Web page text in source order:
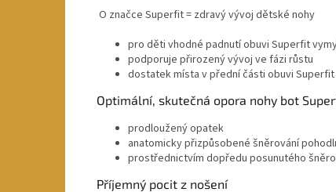
O značce Superfit = zdravý vývoj dětské nohy
pro děti vhodné padnutí obuvi Superfit
podporuje přirozený vývoj ve fázi růstu
dostatek místa v přední části obuvi Superfit
Optimální, skutečná opora nohy bot
prodloužený opatek
anatomicky přizpůsobené šněrování
prostřednictvím dopředu posunutého
Příjemný pocit z nošení